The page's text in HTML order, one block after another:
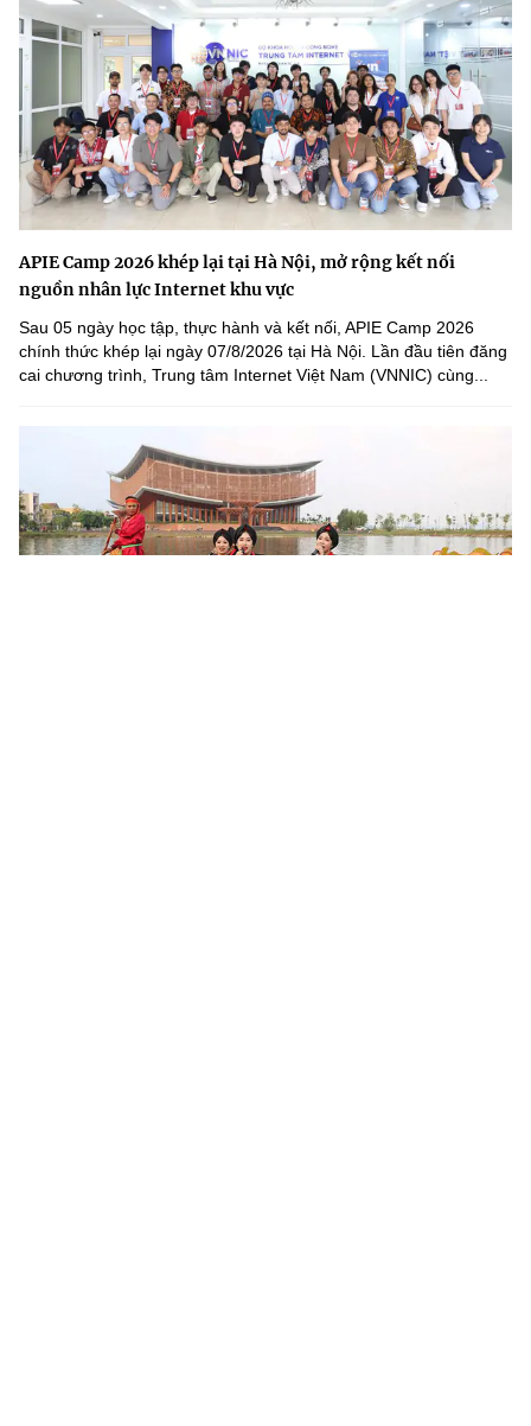
APIE Camp 2026 khép lại tại Hà Nội, mở rộng kết nối
nguồn nhân lực Internet khu vực
Sau 05 ngày học tập, thực hành và kết nối, APIE Camp 2026
chính thức khép lại ngày 07/8/2026 tại Hà Nội. Lần đầu tiên đăng
cai chương trình, Trung tâm Internet Việt Nam (VNNIC) cùng...